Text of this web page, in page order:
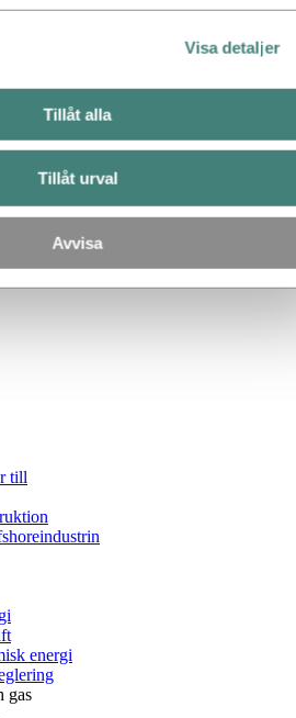
Visa detaljer
Tillåt alla
Tillåt urval
Avvisa
något
till
energi
gas